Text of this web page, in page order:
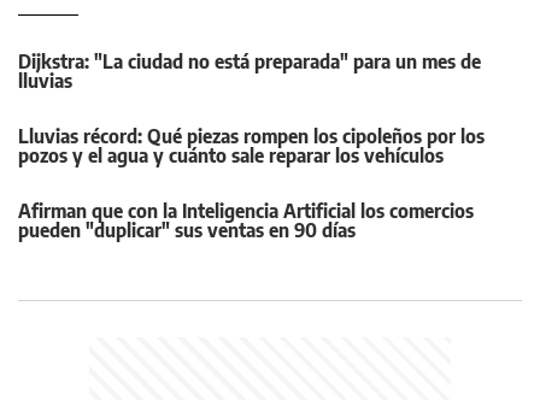
Dijkstra: "La ciudad no está preparada" para un mes de
lluvias
Lluvias récord: Qué piezas rompen los cipoleños por los
pozos y el agua y cuánto sale reparar los vehículos
Afirman que con la Inteligencia Artificial los comercios
pueden "duplicar" sus ventas en 90 días